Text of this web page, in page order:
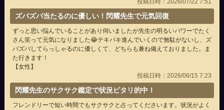
投稿日時：2026/07/22 7:51
ズバズバ当たるのに優しい！閃耀先生で元気回復
ずっと思い悩んでいることがあり伺いましたが先生の明るいパワーでたく
さん笑って元気になりました😂テキパキ進んでいくので無駄がないし、ズ
バズバしてらっしゃるのに優しくて、どちらも兼ね備えておりました。ま
た行きます！
【女性】
投稿日時：2026/06/15 7:23
閃耀先生のサクサク鑑定で状況ピタリ的中！
フレンドリーで短い時間でもサクサクと占ってくださいます。状況がよく